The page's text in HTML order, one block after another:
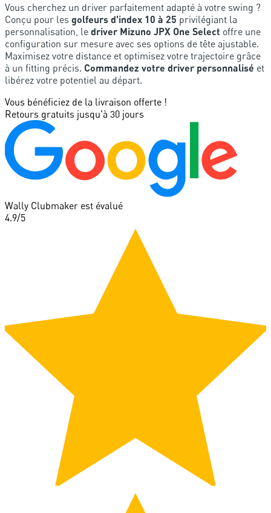
Vous cherchez un driver parfaitement adapté à votre swing ?
Conçu pour les golfeurs d'index 10 à 25 privilégiant la
personnalisation, le driver Mizuno JPX One Select offre une
configuration sur mesure avec ses options de tête ajustable.
Maximisez votre distance et optimisez votre trajectoire grâce
à un fitting précis. Commandez votre driver personnalisé et
libérez votre potentiel au départ.
Vous bénéficiez de la livraison offerte !
Retours gratuits jusqu'à 30 jours
Wally Clubmaker est évalué
4.9/5